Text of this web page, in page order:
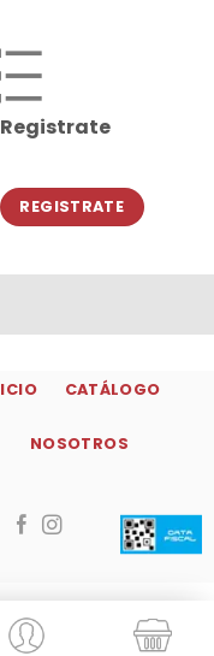
Registrate
REGISTRATE
CATÁLOGO
NOSOTROS